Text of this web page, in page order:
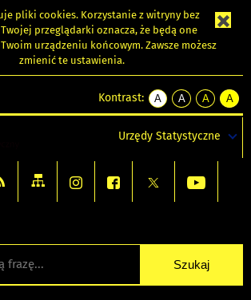
pliki cookies. Korzystanie z witryny bez
przeglądarki oznacza, że będą one
urządzeniu końcowym. Zawsze możesz
zmienić te ustawienia.
Kontrast:
A
kontrast
A
kontrast
tekst
czarnym
A
kontrast
tekst
czarnym
A
tekst
żółtym
Urzędy Statystyczne